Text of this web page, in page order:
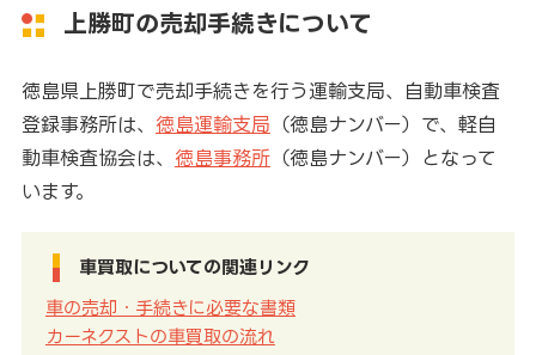
上勝町の売却手続きについて
徳島県上勝町で売却手続きを行う運輸支局、自動車検査
登録事務所は、 徳島運輸支局 （徳島ナンバー）で、軽自
動車検査協会は、 徳島事務所（徳島ナンバー）となって
います。
車買取についての関連リンク
車の売却・手続きに必要な書類
カーネクストの車買取の流れ